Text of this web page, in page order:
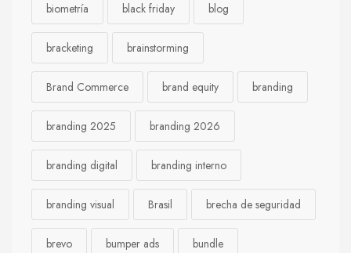
biometría black friday blog
bracketing brainstorming
Brand Commerce brand equity branding
branding 2025 branding 2026
branding digital branding interno
branding visual Brasil brecha de seguridad
brevo bumper ads bundle